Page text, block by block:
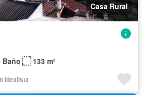
Casa Rural
Baño 133 m²
idealista